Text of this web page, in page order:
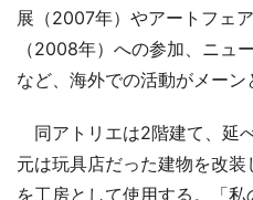
展（2007年）やアートフェ
（2008年）への参加、ニュ
など、海外での活動がメーン
同アトリエは2階建て、延
元は玩具店だった建物を改
を工房として使用する。「